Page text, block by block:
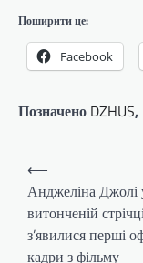
Поширити це:
Facebook
Позначено DZHUS,
Навігація
записів
⟵
Анджеліна Джолі
витонченій
з’явилися перші
кадри з фільму